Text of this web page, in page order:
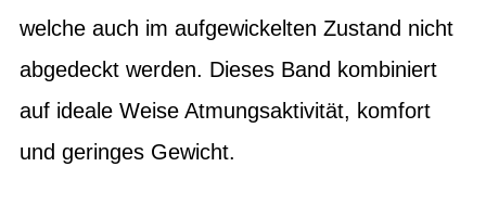
welche auch im aufgewickelten Zustand nicht
abgedeckt werden. Dieses Band kombiniert
auf ideale Weise Atmungsaktivität, komfort
und geringes Gewicht.